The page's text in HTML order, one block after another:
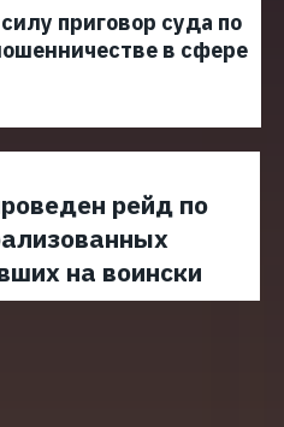
приговор суда по
в сфере
рейд по
на воински